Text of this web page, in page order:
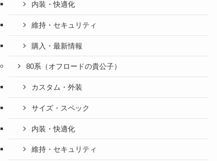
内装・快適化
維持・セキュリティ
購入・最新情報
80系（オフロードの貴公子）
カスタム・外装
サイズ・スペック
内装・快適化
維持・セキュリティ